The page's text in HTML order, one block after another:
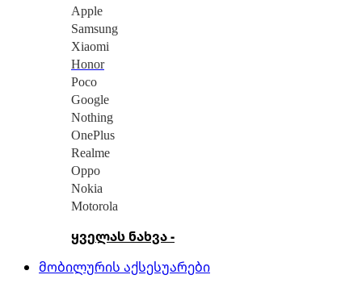
Apple
Samsung
Xiaomi
Honor
Poco
Google
Nothing
OnePlus
Realme
Oppo
Nokia
Motorola
ყველას ნახვა -
მობილურის აქსესუარები